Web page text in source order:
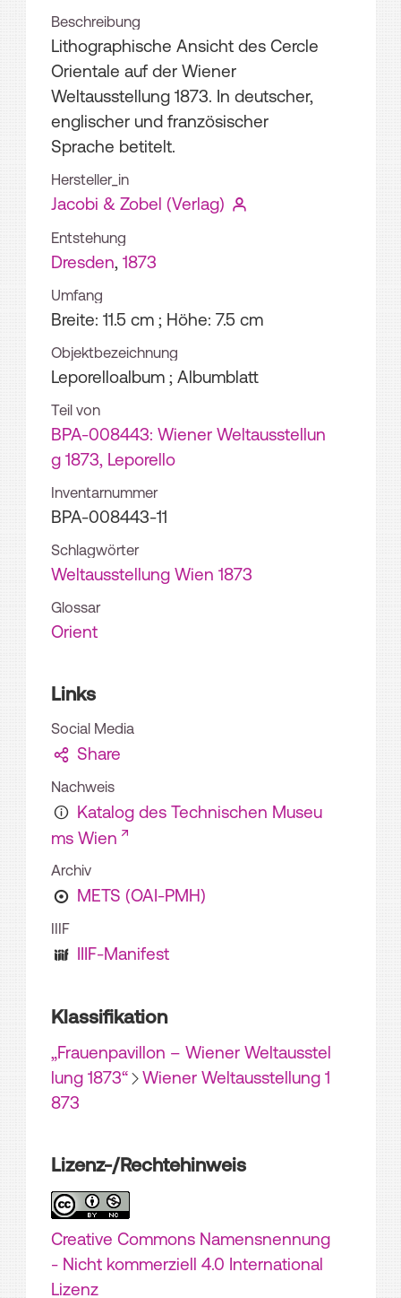
Beschreibung
Lithographische Ansicht des Cercle
Orientale auf der Wiener
Weltausstellung 1873. In deutscher,
englischer und französischer
Sprache betitelt.
Hersteller_in
Jacobi & Zobel (Verlag)
Entstehung
Dresden, 1873
Umfang
Breite: 11.5 cm ; Höhe: 7.5 cm
Objektbezeichnung
Leporelloalbum ; Albumblatt
Teil von
BPA-008443: Wiener Weltausstellun
g 1873, Leporello
Inventarnummer
BPA-008443-11
Schlagwörter
Weltausstellung Wien 1873
Glossar
Orient
Links
Social Media
Share
Nachweis
Katalog des Technischen Museu
ms Wien
Archiv
METS (OAI-PMH)
IIIF
IIIF-Manifest
Klassifikation
„Frauenpavillon – Wiener Weltausstel
lung 1873“
Wiener Weltausstellung 1
873
Lizenz-/Rechtehinweis
Creative Commons Namensnennung
- Nicht kommerziell 4.0 International
Lizenz